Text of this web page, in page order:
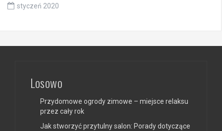
styczeń 2020
Losowo
Przydomowe ogrody zimowe – miejsce relaksu
przez cały rok
Jak stworzyć przytulny salon: Porady dotyczące